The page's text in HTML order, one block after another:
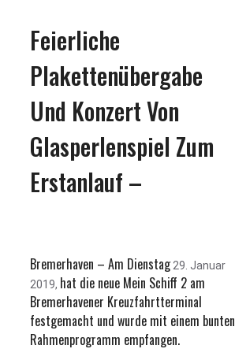
Feierliche
Plakettenübergabe
Und Konzert Von
Glasperlenspiel Zum
Erstanlauf –
Bremerhaven – Am Dienstag29. Januar
2019, hat die neue Mein Schiff 2 am
Bremerhavener Kreuzfahrtterminal
festgemacht und wurde mit einem bunten
Rahmenprogramm empfangen.